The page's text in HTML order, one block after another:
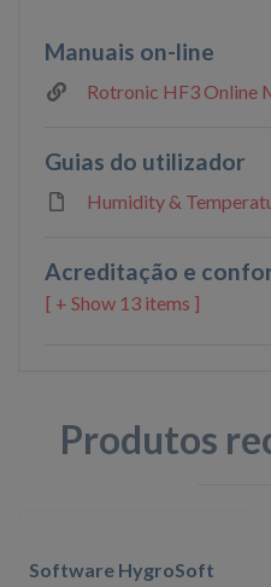
Manuais on-line
Rotronic HF3 Online
Guias do utilizador
Humidity &
Acreditação e
13 items ]
Produtos
Software HygroSoft